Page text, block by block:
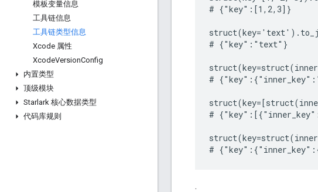
模板变量信息
工具链信息
工具链类型信息
Xcode 属性
XcodeVersionConfig
内置类型
顶级模块
Starlark 核心数据类型
代码库规则
# {"key":[1,2,3]}
# {"key":"text"}
#
#
.